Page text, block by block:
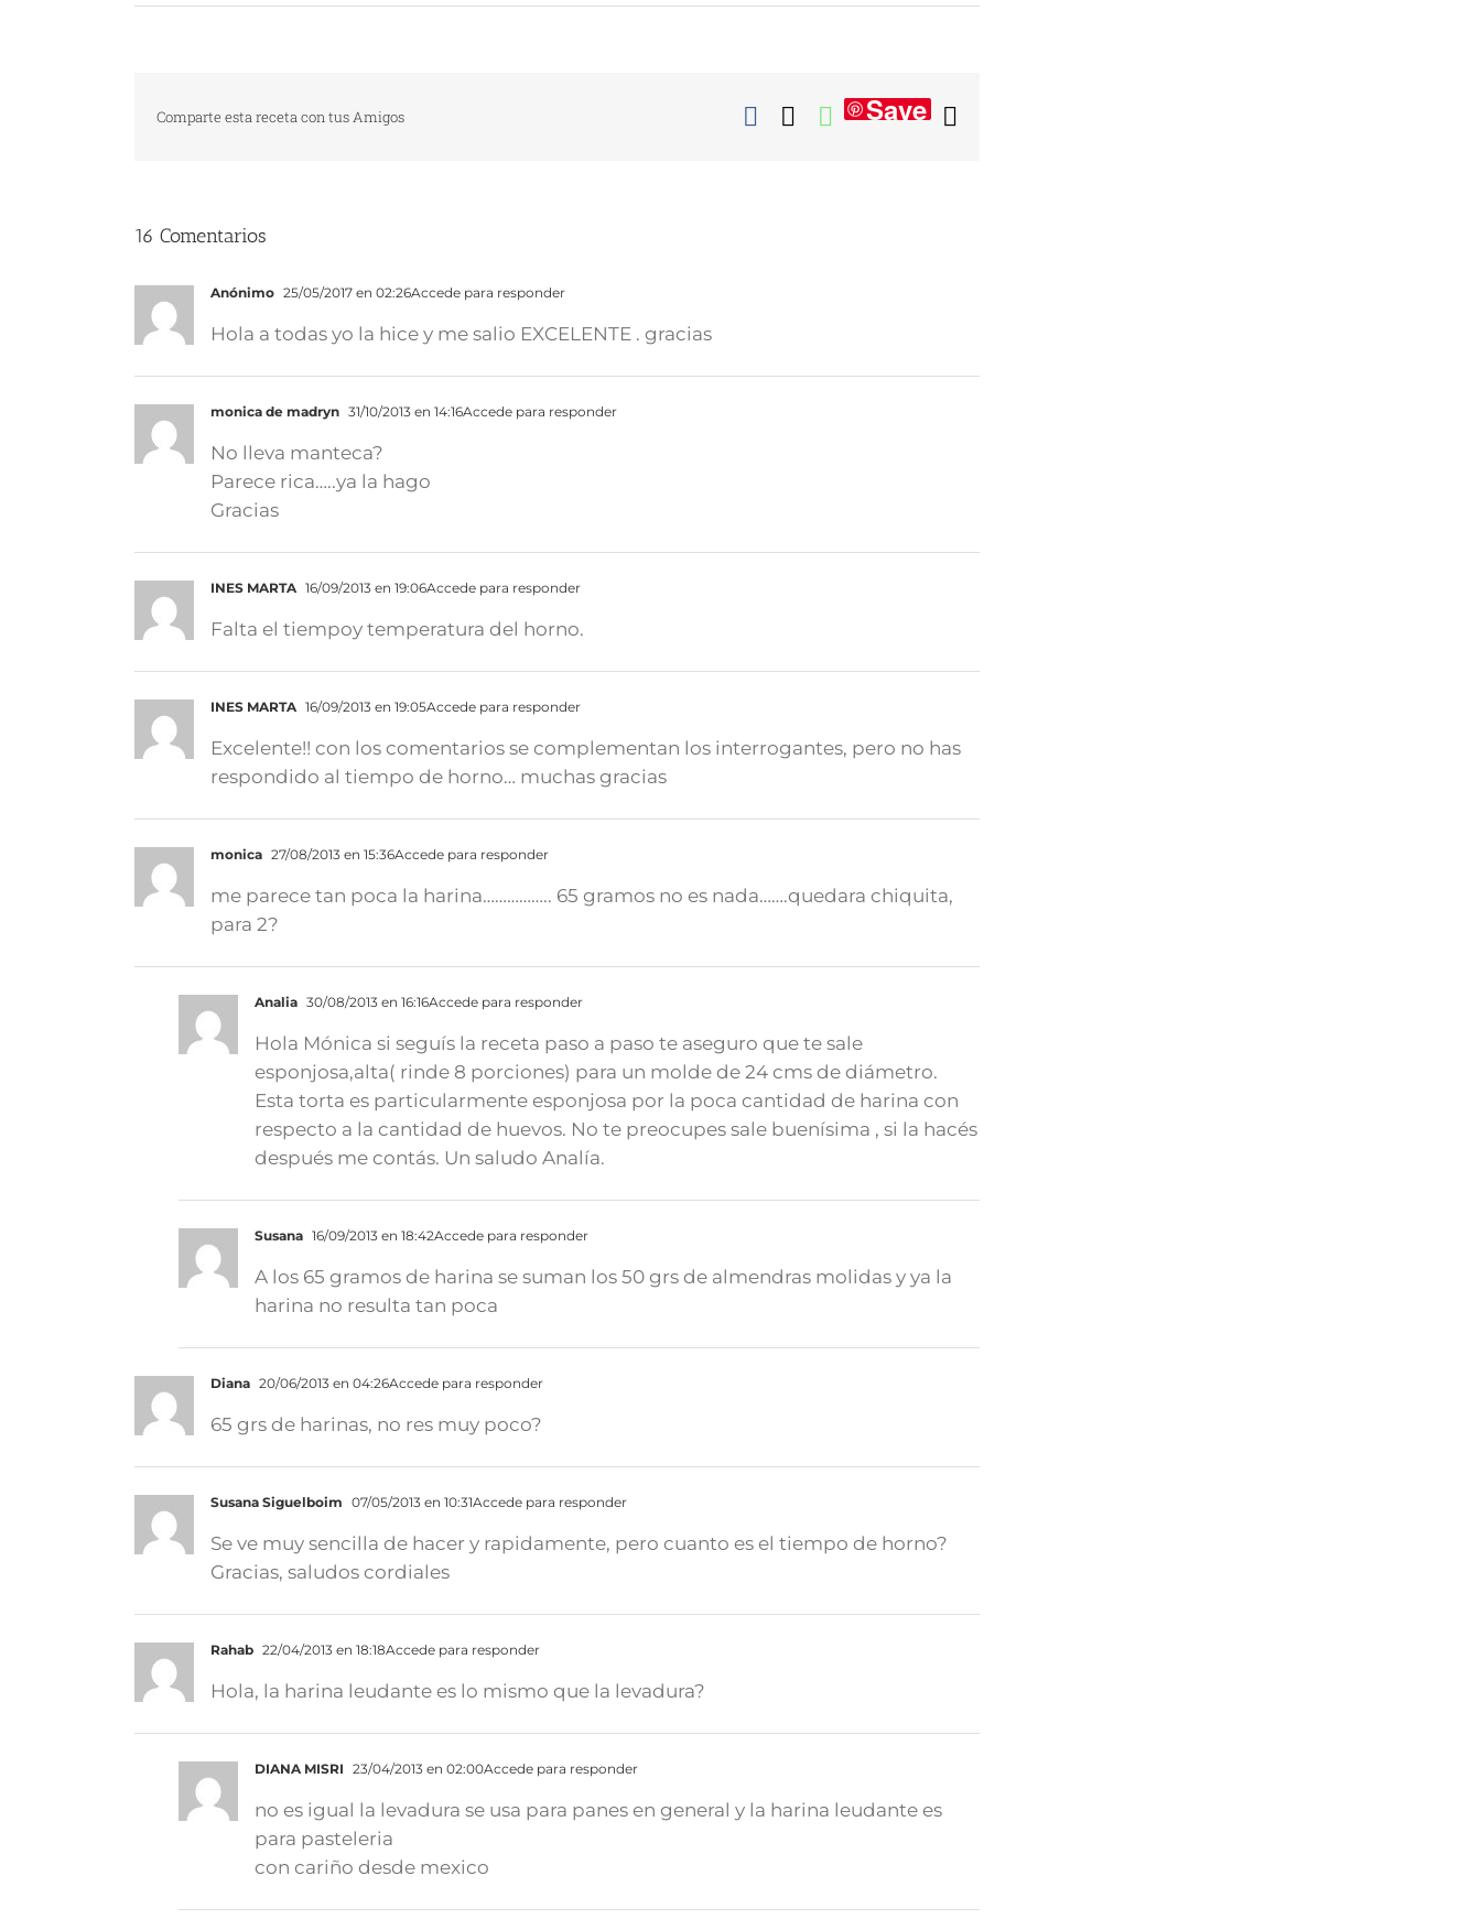
Comparte esta receta con tus Amigos FacebookWhatsApp
Save
16 Comentarios
Anónimo 25/05/2017 en 02:26Accede para responder
Hola a todas yo la hice y me salio EXCELENTE . gracias
monica de madryn 31/10/2013 en 14:16Accede para responder
No lleva manteca?
Parece rica…..ya la hago
Gracias
INES MARTA 16/09/2013 en 19:06Accede para responder
Falta el tiempoy temperatura del horno.
INES MARTA 16/09/2013 en 19:05Accede para responder
Excelente!! con los comentarios se complementan los interrogantes, pero no has
respondido al tiempo de horno… muchas gracias
monica 27/08/2013 en 15:36Accede para responder
me parece tan poca la harina…………….. 65 gramos no es nada…….quedara chiquita,
para 2?
Analia 30/08/2013 en 16:16Accede para responder
Hola Mónica si seguís la receta paso a paso te aseguro que te sale
esponjosa,alta( rinde 8 porciones) para un molde de 24 cms de diámetro.
Esta torta es particularmente esponjosa por la poca cantidad de harina con
respecto a la cantidad de huevos. No te preocupes sale buenísima , si la hacés
después me contás. Un saludo Analía.
Susana 16/09/2013 en 18:42Accede para responder
A los 65 gramos de harina se suman los 50 grs de almendras molidas y ya la
harina no resulta tan poca
Diana 20/06/2013 en 04:26Accede para responder
65 grs de harinas, no res muy poco?
Susana Siguelboim 07/05/2013 en 10:31Accede para responder
Se ve muy sencilla de hacer y rapidamente, pero cuanto es el tiempo de horno?
Gracias, saludos cordiales
Rahab 22/04/2013 en 18:18Accede para responder
Hola, la harina leudante es lo mismo que la levadura?
DIANA MISRI 23/04/2013 en 02:00Accede para responder
no es igual la levadura se usa para panes en general y la harina leudante es
para pasteleria
con cariño desde mexico